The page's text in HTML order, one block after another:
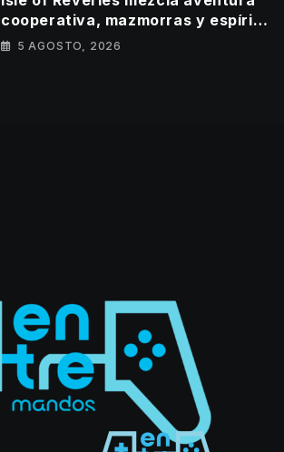
cooperativa, mazmorras y espíritu
clásico de Zelda
5 AGOSTO, 2026